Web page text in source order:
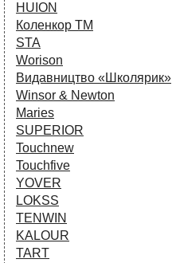
HUION
Коленкор ТМ
STA
Worison
Видавництво «Школярик»
Winsor & Newton
Maries
SUPERIOR
Touchnew
Touchfive
YOVER
LOKSS
TENWIN
KALOUR
TART